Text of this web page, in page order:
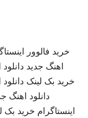
خرید فالوور
اهنگ جدید
خرید بک لینک
دانلود اهنگ
اینستاگرام خرید بک